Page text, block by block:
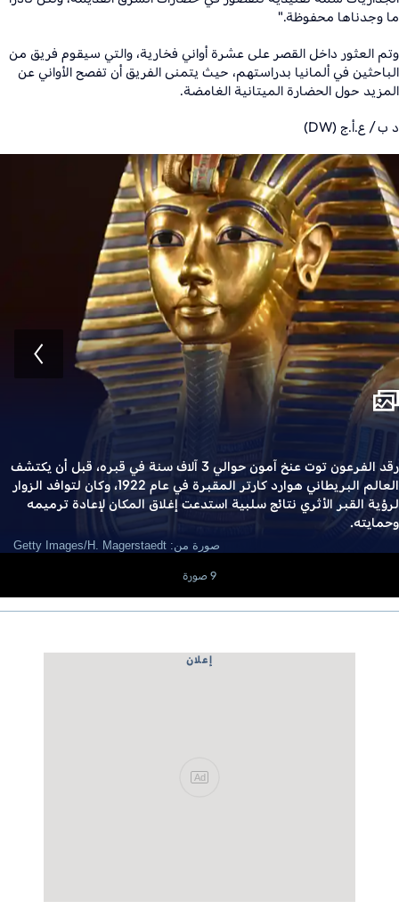
ما وجدناها محفوظة".
وتم العثور داخل القصر على عشرة أواني فخارية، والتي سيقوم فريق من
الباحثين في ألمانيا بدراستهم، حيث يتمنى الفريق أن تفصح الأواني عن
المزيد حول الحضارة الميتانية الغامضة.
د ب / ع.أ.ج (DW)
رقد الفرعون توت عنخ آمون حوالي 3 آلاف سنة في قبره، قبل أن يكتشف
العالم البريطاني هوارد كارتر المقبرة في عام 1922، وكان لتوافد الزوار
لرؤية القبر الأثري نتائج سلبية استدعت إغلاق المكان لإعادة ترميمه
وحمايته.
صورة من: Getty Images/H. Magerstaedt
9 صورة
إعلان
Ad